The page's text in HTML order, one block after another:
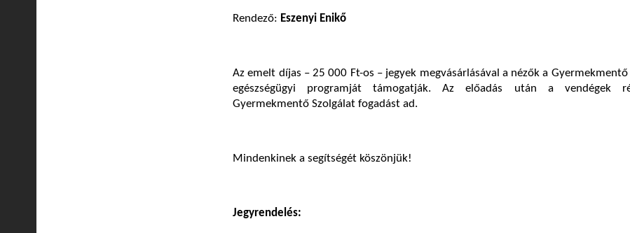
Rendező: Eszenyi Enikő
Az emelt díjas – 25 000 Ft-os – jegyek megvásárlásával a nézők a Gyermekmentő
egészségügyi programját támogatják. Az előadás után a vendégek
Gyermekmentő Szolgálat fogadást ad.
Mindenkinek a segítségét köszönjük!
Jegyrendelés: